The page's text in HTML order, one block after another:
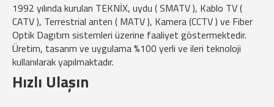
1992 yılında kurulan TEKNİX, uydu ( SMATV ), Kablo TV (
CATV ), Terrestrial anten ( MATV ), Kamera (CCTV ) ve Fiber
Optik Dagıtım sistemleri üzerine faaliyet göstermektedir.
Üretim, tasarım ve uygulama %100 yerli ve ileri teknoloji
kullanılarak yapılmaktadır.
Hızlı Ulaşın